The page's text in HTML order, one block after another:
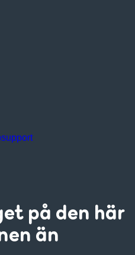
på den här
än